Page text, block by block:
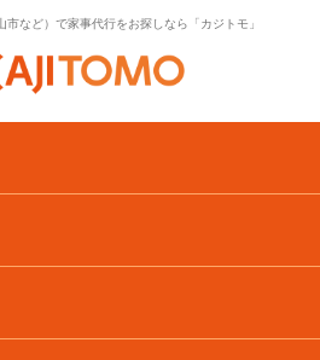
など）で家事代行をお探しなら「カジトモ」